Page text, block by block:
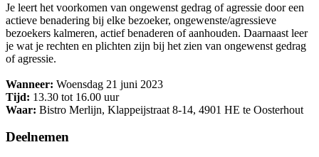
Je leert het voorkomen van ongewenst gedrag of agressie door een
actieve benadering bij elke bezoeker, ongewenste/agressieve
bezoekers kalmeren, actief benaderen of aanhouden. Daarnaast leer
je wat je rechten en plichten zijn bij het zien van ongewenst gedrag
of agressie.
Wanneer: Woensdag 21 juni 2023
Tijd: 13.30 tot 16.00 uur
Waar: Bistro Merlijn, Klappeijstraat 8-14, 4901 HE te Oosterhout
Deelnemen